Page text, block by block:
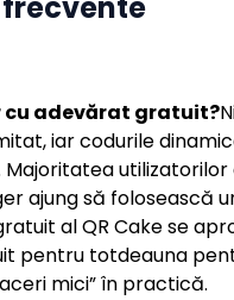
cu adevărat gratuit?
iar codurile
ajung să folosească
al QR Cake se
pentru totdeauna
mici” în practică.